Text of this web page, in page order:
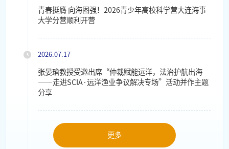
青春挺膺 向海图强！2026青少年高校科学营大连海事
大学分营顺利开营
2026.07.17
张晏瑲教授受邀出席“仲裁赋能远洋，法治护航出海
——走进SCIA·远洋渔业争议解决专场”活动并作主题
分享
更多